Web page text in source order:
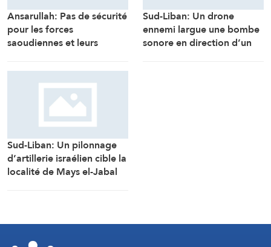
Ansarullah: Pas de sécurité
pour les forces
saoudiennes et leurs
Sud-Liban: Un drone
ennemi largue une bombe
sonore en direction d’un
Sud-Liban: Un pilonnage
d’artillerie israélien cible la
localité de Mays el-Jabal